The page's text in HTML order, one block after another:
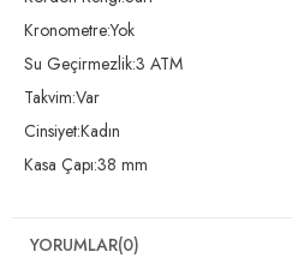
Kronometre:Yok
Su Geçirmezlik:3 ATM
Takvim:Var
Cinsiyet:Kadın
Kasa Çapı:38 mm
YORUMLAR(0)